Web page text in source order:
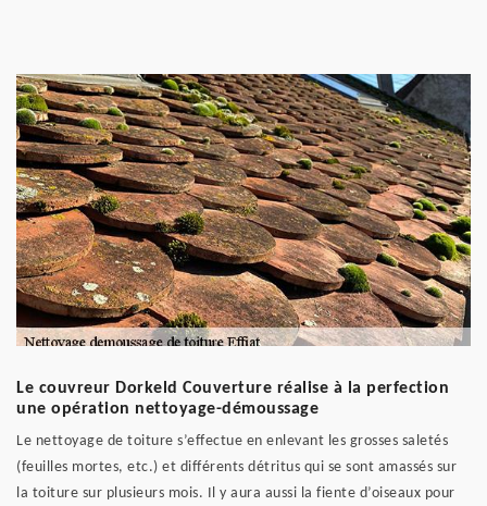
Le couvreur Dorkeld Couverture réalise à la perfection
une opération nettoyage-démoussage
Le nettoyage de toiture s’effectue en enlevant les grosses saletés
(feuilles mortes, etc.) et différents détritus qui se sont amassés sur
la toiture sur plusieurs mois. Il y aura aussi la fiente d’oiseaux pour